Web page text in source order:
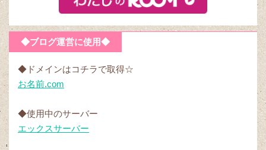
◆ブログ運営に使用◆
◆ドメインはコチラで取得☆
お名前.com
◆使用中のサーバー
エックスサーバー